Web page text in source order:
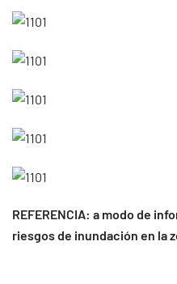
REFERENCIA: a modo de
riesgos de inundación en la